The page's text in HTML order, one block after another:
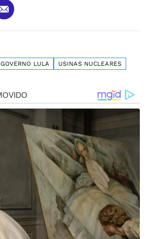
GOVERNO LULA USINAS NUCLEARES